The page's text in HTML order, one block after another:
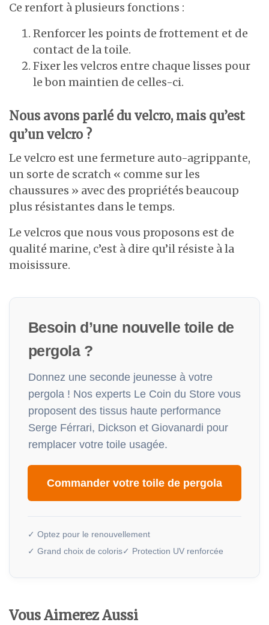
Ce renfort à plusieurs fonctions :
Renforcer les points de frottement et de
contact de la toile.
Fixer les velcros entre chaque lisses pour
le bon maintien de celles-ci.
Nous avons parlé du velcro, mais qu’est
qu’un velcro ?
Le velcro est une fermeture auto-agrippante,
un sorte de scratch « comme sur les
chaussures » avec des propriétés beaucoup
plus résistantes dans le temps.
Le velcros que nous vous proposons est de
qualité marine, c’est à dire qu’il résiste à la
moisissure.
Besoin d’une nouvelle toile de
pergola ?
Donnez une seconde jeunesse à votre
pergola ! Nos experts Le Coin du Store vous
proposent des tissus haute performance
Serge Férrari, Dickson et Giovanardi pour
remplacer votre toile usagée.
Commander votre toile de pergola
✓ Optez pour le renouvellement
✓ Grand choix de coloris✓ Protection UV renforcée
Vous Aimerez Aussi